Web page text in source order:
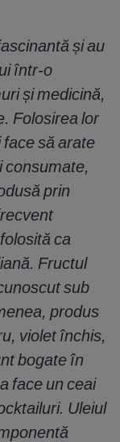
și au
într-o
și medicină,
Folosirea lor
face să arate
consumate,
prin
ca
Fructul
sub
produs
violet închis,
bogate în
face un ceai
Uleiul